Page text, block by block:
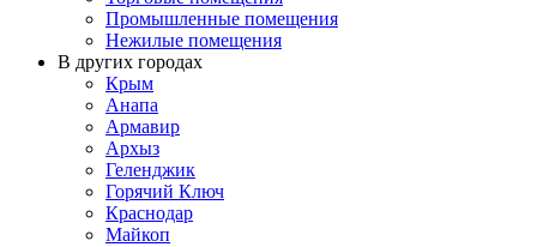
Промышленные помещения
Нежилые помещения
В других городах
Крым
Анапа
Армавир
Архыз
Геленджик
Горячий Ключ
Краснодар
Майкоп